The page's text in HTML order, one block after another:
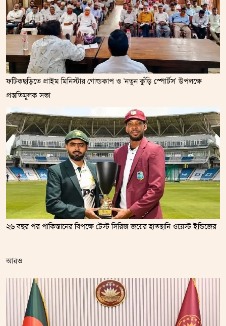
ফটিকছড়িতে প্রাইম মিনিস্টার গোল্ডকাপ ও ‘নতুন কুঁড়ি স্পোর্টস’ উপলক্ষে
প্রস্তুতিমূলক সভা
২৬ বছর পর পাকিস্তানের বিপক্ষে টেস্ট সিরিজ জয়ের হাতছানি ওয়েস্ট ইন্ডিজের
আরও